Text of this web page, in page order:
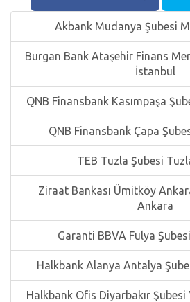
Akbank Mudanya Şubesi
Burgan Bank Ataşehir Finans
İstanbul
QNB Finansbank Kasımpaşa
QNB Finansbank Çapa
TEB Tuzla Şubesi
Ziraat Bankası Ümitköy
Ankara
Garanti BBVA Fulya
Halkbank Alanya Antalya
Halkbank Ofis Diyarbakır Şubesi